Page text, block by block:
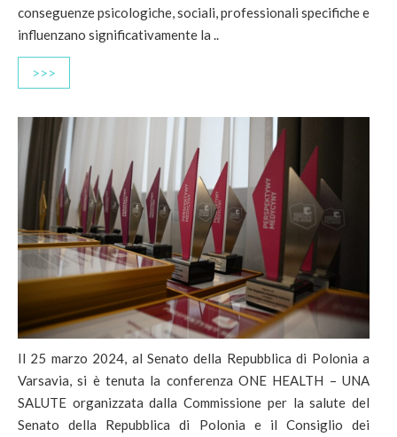
conseguenze psicologiche, sociali, professionali specifiche e
influenzano significativamente la ..
>>>
Il 25 marzo 2024, al Senato della Repubblica di Polonia a
Varsavia, si è tenuta la conferenza ONE HEALTH – UNA
SALUTE organizzata dalla Commissione per la salute del
Senato della Repubblica di Polonia e il Consiglio dei